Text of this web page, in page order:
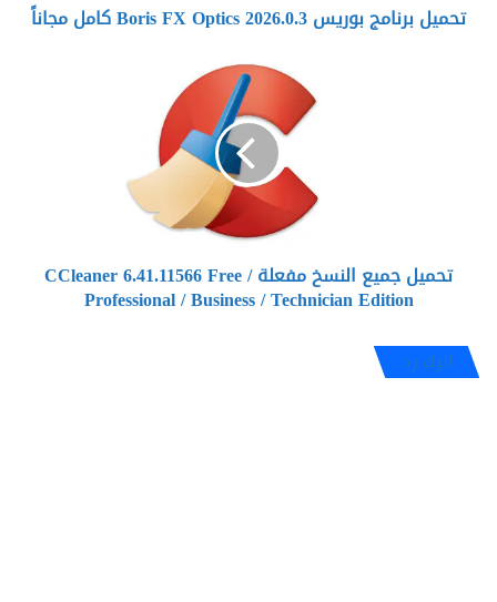
تحميل برنامج بوريس Boris FX Optics 2026.0.3 كامل مجاناً
Technician
Edition
تحميل جميع النسخ مفعلة CCleaner 6.41.11566 Free /
Professional / Business / Technician Edition
اترك رد